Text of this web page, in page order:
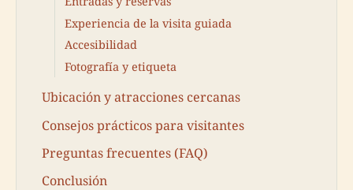
Experiencia de la visita guiada
Accesibilidad
Fotografía y etiqueta
Ubicación y atracciones cercanas
Consejos prácticos para visitantes
Preguntas frecuentes (FAQ)
Conclusión